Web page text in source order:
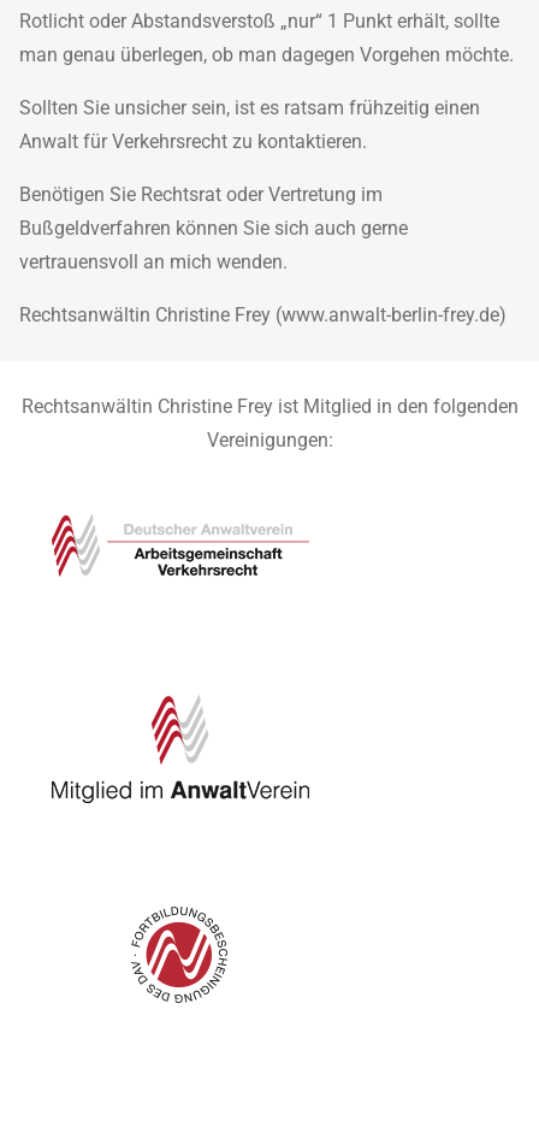
Rotlicht oder Abstandsverstoß „nur“ 1 Punkt erhält, sollte
man genau überlegen, ob man dagegen Vorgehen möchte.
Sollten Sie unsicher sein, ist es ratsam frühzeitig einen
Anwalt für Verkehrsrecht zu kontaktieren.
Benötigen Sie Rechtsrat oder Vertretung im
Bußgeldverfahren können Sie sich auch gerne
vertrauensvoll an mich wenden.
Rechtsanwältin Christine Frey (www.anwalt-berlin-frey.de)
Rechtsanwältin Christine Frey ist Mitglied in den folgenden
Vereinigungen: